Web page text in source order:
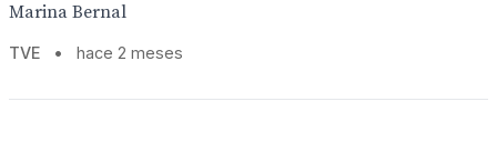
Marina Bernal
TVE • hace 2 meses